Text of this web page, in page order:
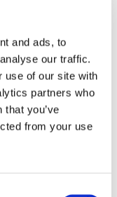
and ads, to
our traffic.
use of our site with
partners who
you’ve
from your use
domanda
0 Commenti